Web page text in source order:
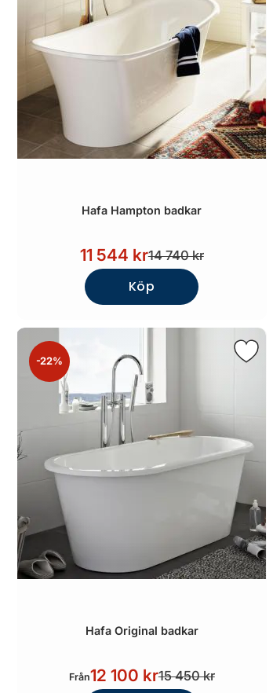
Hafa Hampton badkar
11 544 kr14 740 kr
Köp
-22%
Hafa Original badkar
Från12 100 kr15 450 kr